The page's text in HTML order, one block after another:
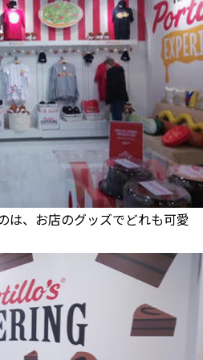
は、お店のグッズでどれも可愛